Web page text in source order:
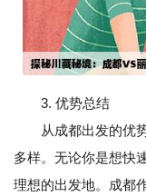
3. 优势总结
从成都出发的优势
多样。无论你是想快
理想的出发地。成都